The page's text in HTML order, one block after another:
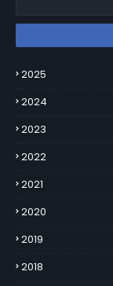
2025
2024
2023
2022
2021
2020
2019
2018